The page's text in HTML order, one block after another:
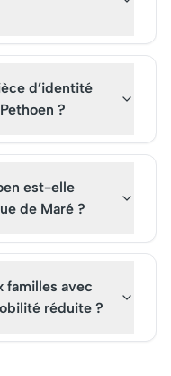
d’identité
?
est-elle
de Maré ?
familles avec
réduite ?